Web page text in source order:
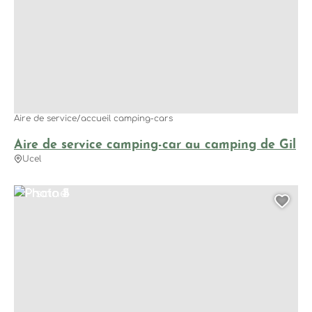
Aire de service camping-car au camping de Gil
Aire de service/accueil camping-cars
Ucel
Photo 1
Piscine
Photo 3
Photo 4
Photo 5